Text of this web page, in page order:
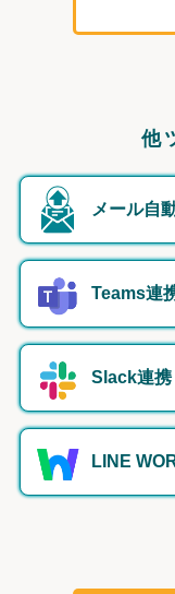
他
メール自
Teams連
Slack連携
LINE